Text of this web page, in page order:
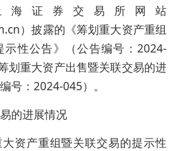
海 证 券 交 易 所 网 站
）披露的《筹划重大资产重组
示性公告》（公告编号：2024-
划重大资产出售暨关联交易的进
号：2024-045）。
的进展情况
资产重组暨关联交易的提示性